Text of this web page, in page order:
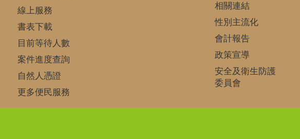
線上服務
書表下載
目前等待人數
案件進度查詢
自然人憑證
更多便民服務
相關連結
性別主流化
會計報告
政策宣導
安全及衛生防護
委員會